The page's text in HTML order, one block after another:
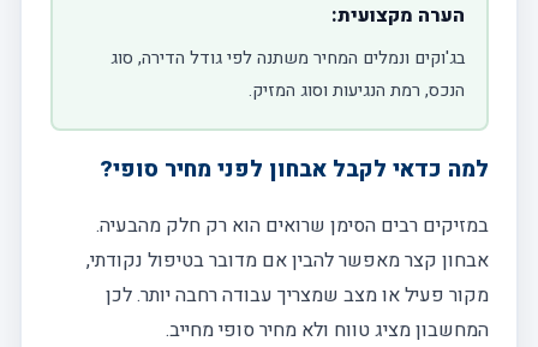
הערה מקצועית:
בג'וקים ונמלים המחיר משתנה לפי גודל הדירה, סוג
הנכס, רמת הנגיעות וסוג המזיק.
למה כדאי לקבל אבחון לפני מחיר סופי?
במזיקים רבים הסימן שרואים הוא רק חלק מהבעיה.
אבחון קצר מאפשר להבין אם מדובר בטיפול נקודתי,
מקור פעיל או מצב שמצריך עבודה רחבה יותר. לכן
המחשבון מציג טווח ולא מחיר סופי מחייב.